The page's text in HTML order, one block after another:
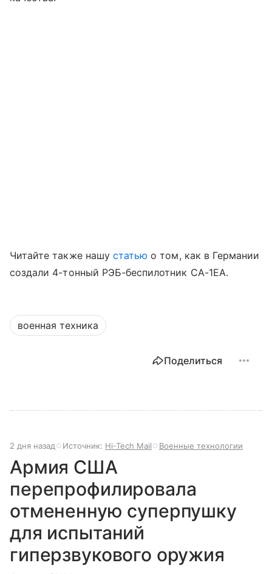
Читайте также нашу статью о том, как в Германии
создали 4-тонный РЭБ-беспилотник CA-1EA.
военная техника
Поделиться
2 дня назад Источник: Hi-Tech Mail Военные технологии
Армия США
перепрофилировала
отмененную суперпушку
для испытаний
гиперзвукового оружия